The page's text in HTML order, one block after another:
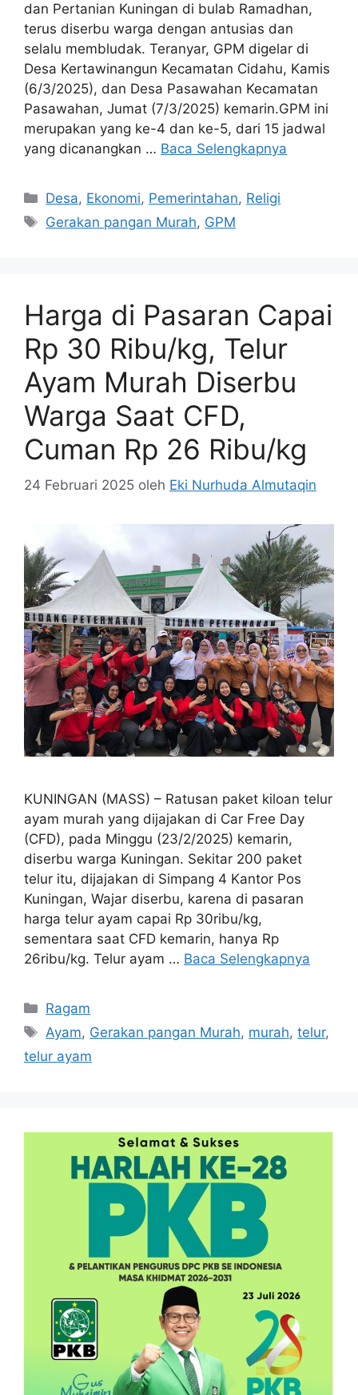
dan Pertanian Kuningan di bulab Ramadhan,
terus diserbu warga dengan antusias dan
selalu membludak. Teranyar, GPM digelar di
Desa Kertawinangun Kecamatan Cidahu, Kamis
(6/3/2025), dan Desa Pasawahan Kecamatan
Pasawahan, Jumat (7/3/2025) kemarin.GPM ini
merupakan yang ke-4 dan ke-5, dari 15 jadwal
yang dicanangkan … Baca Selengkapnya
Kategori
Desa, Ekonomi, Pemerintahan, Religi
Tag
Gerakan pangan Murah, GPM
Harga di Pasaran Capai
Rp 30 Ribu/kg, Telur
Ayam Murah Diserbu
Warga Saat CFD,
Cuman Rp 26 Ribu/kg
24 Februari 2025 oleh Eki Nurhuda Almutaqin
KUNINGAN (MASS) – Ratusan paket kiloan telur
ayam murah yang dijajakan di Car Free Day
(CFD), pada Minggu (23/2/2025) kemarin,
diserbu warga Kuningan. Sekitar 200 paket
telur itu, dijajakan di Simpang 4 Kantor Pos
Kuningan, Wajar diserbu, karena di pasaran
harga telur ayam capai Rp 30ribu/kg,
sementara saat CFD kemarin, hanya Rp
26ribu/kg. Telur ayam … Baca Selengkapnya
Kategori
Ragam
Tag
Ayam, Gerakan pangan Murah, murah,telur,
telur ayam